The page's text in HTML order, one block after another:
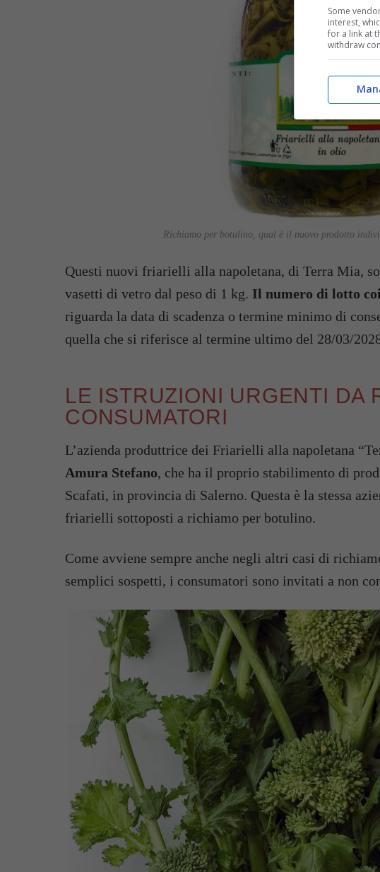
Richiamo per botulino, qual è il nuovo prodotto
Questi nuovi friarielli alla napoletana, di Terra Mia,
vasetti di vetro dal peso di 1 kg. Il numero di lotto
riguarda la data di scadenza o termine minimo di
quella che si riferisce al termine ultimo del 28/03/
LE ISTRUZIONI URGENTI DA
CONSUMATORI
L’azienda produttrice dei Friarielli alla napoletana
Amura Stefano, che ha il proprio stabilimento di
Scafati, in provincia di Salerno. Questa è la stessa
friarielli sottoposti a richiamo per botulino.
Come avviene sempre anche negli altri casi di
semplici sospetti, i consumatori sono invitati a non
Some
interest,
for a link at
withdraw